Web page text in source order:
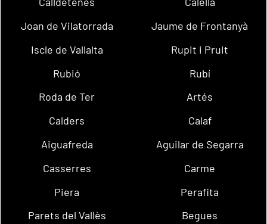
Joan de Vilatorrada
Jaume de Frontanyà
Iscle de Vallalta
Rupit i Pruit
Rubió
Rubí
Roda de Ter
Artés
Calders
Calaf
Aiguafreda
Aguilar de Segarra
Casserres
Carme
Piera
Perafita
Parets del Vallès
Begues